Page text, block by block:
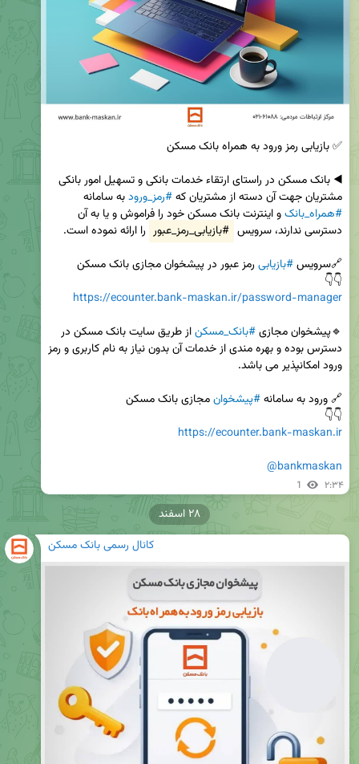
مشتریان جهت آن دسته از مشتریان که #رمز_ورود به سامانه
#همراه_بانک
دسترسی ندارند، سرویس #بازیابی_رمز_عبور
🔗سرویس #بازیابی
👇👇
https://ecounter.bank-maskan.ir/password-manager
🔹️پیشخوان مجازی #بانک_مسکن
🔗 ورود به سامانه #پیشخوان
👇👇
https://ecounter.bank-maskan.ir
@bankmaskan
1 ۲:۳۴
کانال رسمی بانک مسکن
۲۸ اسفند